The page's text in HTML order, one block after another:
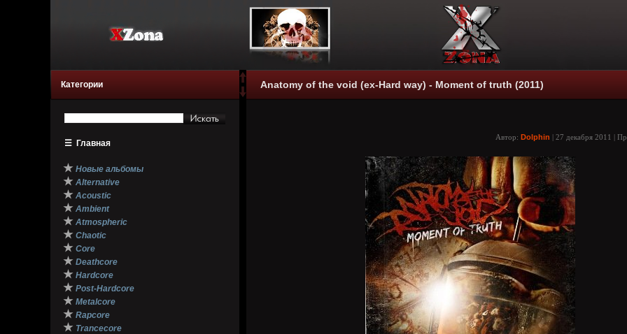
Категории
☰ Главная
★ Новые альбомы
★ Alternative
★ Acoustic
★ Ambient
★ Atmospheric
★ Chaotic
★ Core
★ Deathcore
★ Hardcore
★ Post-Hardcore
★ Metalcore
★ Rapcore
★ Trancecore
Anatomy of the void (ex-Hard way) - Moment of truth (2011)
Автор: Dolphin | 27 декабря 2011 |